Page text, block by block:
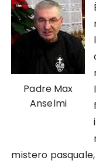
Padre Max
Anselmi
mistero